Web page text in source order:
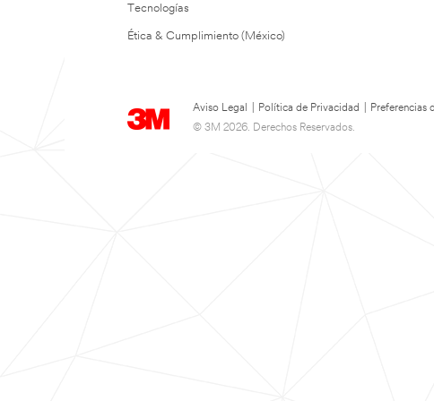
Tecnologías
Ética & Cumplimiento (México)
Aviso Legal Política de Privacidad
Preferencias
© 3M 2026. Derechos Reservados.